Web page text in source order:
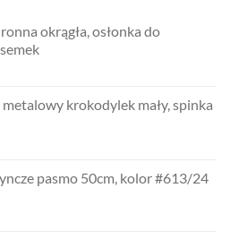
okrągła, osłonka do
krokodylek mały, spinka
pasmo 50cm, kolor #613/24